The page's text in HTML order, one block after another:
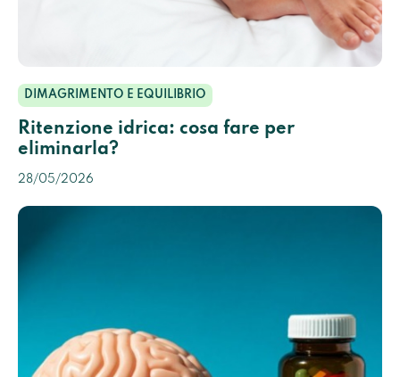
DIMAGRIMENTO E EQUILIBRIO
Ritenzione idrica: cosa fare per
eliminarla?
28/05/2026